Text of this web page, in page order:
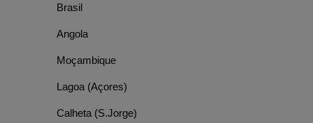
Brasil
Angola
Moçambique
Lagoa (Açores)
Calheta (S.Jorge)